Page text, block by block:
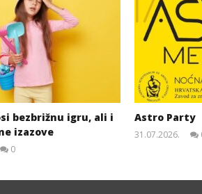
bezbrižnu igru, ali i
izazove
0
Astro Party
31.07.2026.